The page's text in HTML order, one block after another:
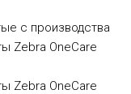
с производства
Zebra OneCare
Zebra OneCare